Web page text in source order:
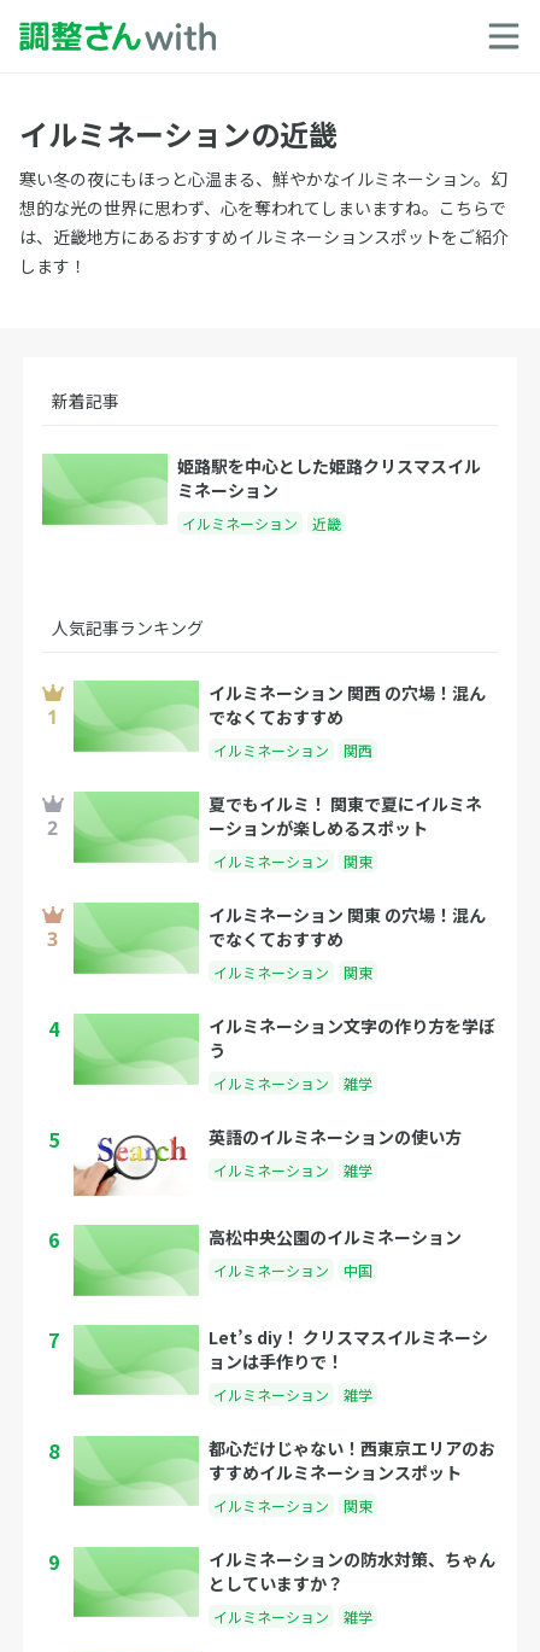
イルミネーションの近畿
寒い冬の夜にもほっと心温まる、鮮やかなイルミネーション。幻
想的な光の世界に思わず、心を奪われてしまいますね。こちらで
は、近畿地方にあるおすすめイルミネーションスポットをご紹介
します！
新着記事
姫路駅を中心とした姫路クリスマスイル
ミネーション
イルミネーション 近畿
人気記事ランキング
イルミネーション 関西 の穴場！混ん
でなくておすすめ
イルミネーション 関西
夏でもイルミ！ 関東で夏にイルミネ
ーションが楽しめるスポット
イルミネーション 関東
イルミネーション 関東 の穴場！混ん
でなくておすすめ
イルミネーション 関東
4
イルミネーション文字の作り方を学ぼ
う
イルミネーション 雑学
5 英語のイルミネーションの使い方
イルミネーション 雑学
6 高松中央公園のイルミネーション
イルミネーション 中国
7
Let’s diy！ クリスマスイルミネーシ
ョンは手作りで！
イルミネーション 雑学
8
都心だけじゃない！西東京エリアのお
すすめイルミネーションスポット
イルミネーション 関東
9
イルミネーションの防水対策、ちゃん
としていますか？
イルミネーション 雑学